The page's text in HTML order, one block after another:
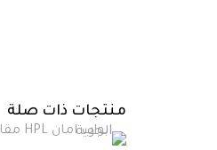
منتجات ذات صلة